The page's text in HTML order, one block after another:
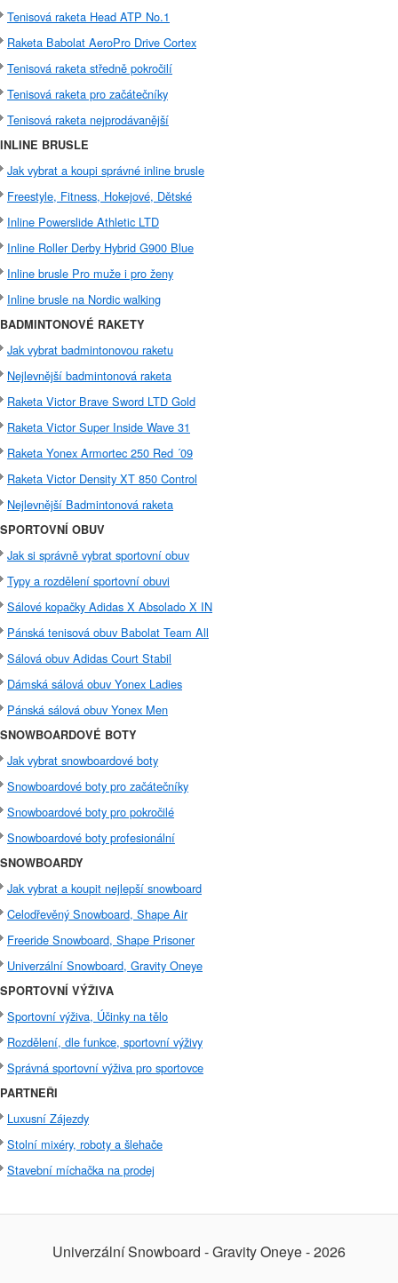
Tenisová raketa Head ATP No.1
Raketa Babolat AeroPro Drive Cortex
Tenisová raketa středně pokročilí
Tenisová raketa pro začátečníky
Tenisová raketa nejprodávanější
INLINE BRUSLE
Jak vybrat a koupi správné inline brusle
Freestyle, Fitness, Hokejové, Dětské
Inline Powerslide Athletic LTD
Inline Roller Derby Hybrid G900 Blue
Inline brusle Pro muže i pro ženy
Inline brusle na Nordic walking
BADMINTONOVÉ RAKETY
Jak vybrat badmintonovou raketu
Nejlevnější badmintonová raketa
Raketa Victor Brave Sword LTD Gold
Raketa Victor Super Inside Wave 31
Raketa Yonex Armortec 250 Red ´09
Raketa Victor Density XT 850 Control
Nejlevnější Badmintonová raketa
SPORTOVNÍ OBUV
Jak si správně vybrat sportovní obuv
Typy a rozdělení sportovní obuvi
Sálové kopačky Adidas X Absolado X IN
Pánská tenisová obuv Babolat Team All
Sálová obuv Adidas Court Stabil
Dámská sálová obuv Yonex Ladies
Pánská sálová obuv Yonex Men
SNOWBOARDOVÉ BOTY
Jak vybrat snowboardové boty
Snowboardové boty pro začátečníky
Snowboardové boty pro pokročilé
Snowboardové boty profesionální
SNOWBOARDY
Jak vybrat a koupit nejlepší snowboard
Celodřevěný Snowboard, Shape Air
Freeride Snowboard, Shape Prisoner
Univerzální Snowboard, Gravity Oneye
SPORTOVNÍ VÝŽIVA
Sportovní výživa, Účinky na tělo
Rozdělení, dle funkce, sportovní výživy
Správná sportovní výživa pro sportovce
PARTNEŘI
Luxusní Zájezdy
Stolní mixéry, roboty a šlehače
Stavební míchačka na prodej
Univerzální Snowboard - Gravity Oneye - 2026